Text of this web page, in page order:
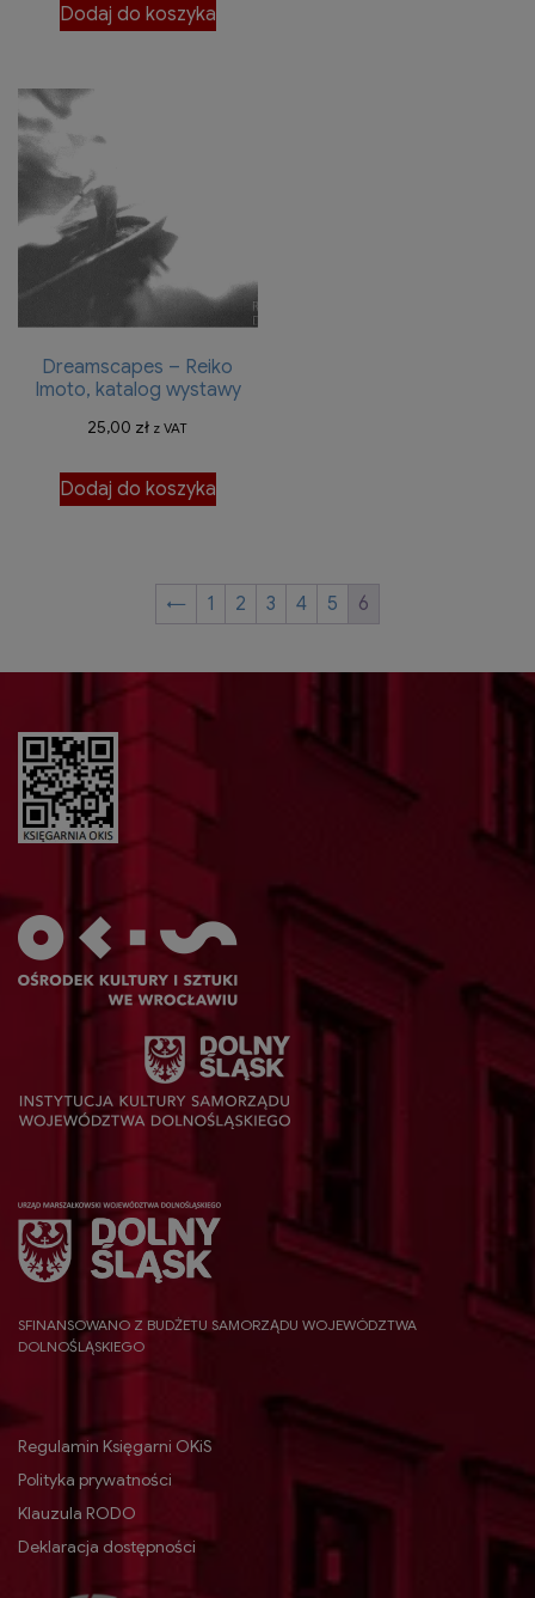
Dodaj do koszyka
Dreamscapes – Reiko
Imoto, katalog wystawy
25,00 zł z VAT
Dodaj do koszyka
← 1 2 3 4 5 6
SFINANSOWANO Z BUDŻETU SAMORZĄDU WOJEWÓDZTWA
DOLNOŚLĄSKIEGO
Regulamin Księgarni OKiS
Polityka prywatności
Klauzula RODO
Deklaracja dostępności